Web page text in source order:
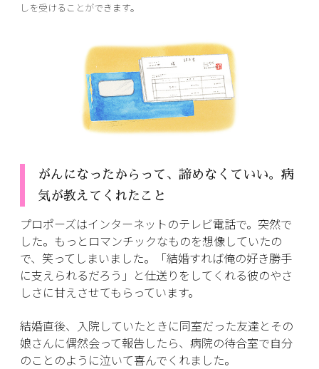
しを受けることができます。
がんになったからって、諦めなくていい。病
気が教えてくれたこと
プロポーズはインターネットのテレビ電話で。突然で
した。もっとロマンチックなものを想像していたの
で、笑ってしまいました。「結婚すれば俺の好き勝手
に支えられるだろう」と仕送りをしてくれる彼のやさ
しさに甘えさせてもらっています。
結婚直後、入院していたときに同室だった友達とその
娘さんに偶然会って報告したら、病院の待合室で自分
のことのように泣いて喜んでくれました。